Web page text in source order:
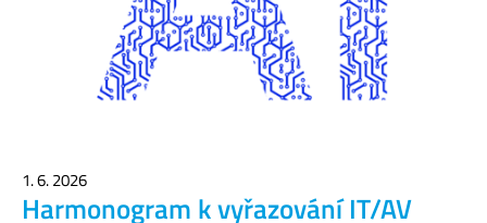
1. 6. 2026
Harmonogram k vyřazování IT/AV